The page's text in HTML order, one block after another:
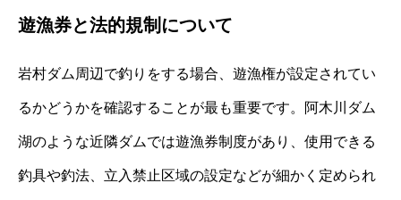
遊漁券と法的規制について
岩村ダム周辺で釣りをする場合、遊漁権が設定されてい
るかどうかを確認することが最も重要です。阿木川ダム
湖のような近隣ダムでは遊漁券制度があり、使用できる
釣具や釣法、立入禁止区域の設定などが細かく定められ